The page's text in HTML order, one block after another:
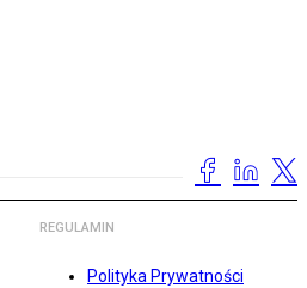
REGULAMIN
Polityka Prywatności